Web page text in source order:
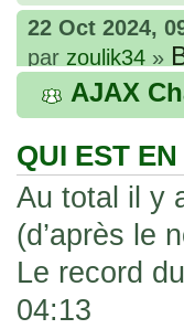
22 Oct 2024,
par zoulik34 »
que vous
fines et
les rend
sur
avec
fait normal
26 Déc 2023,
AJAX
QUI EST
Au total il y
(d’après le
Le record
04:13